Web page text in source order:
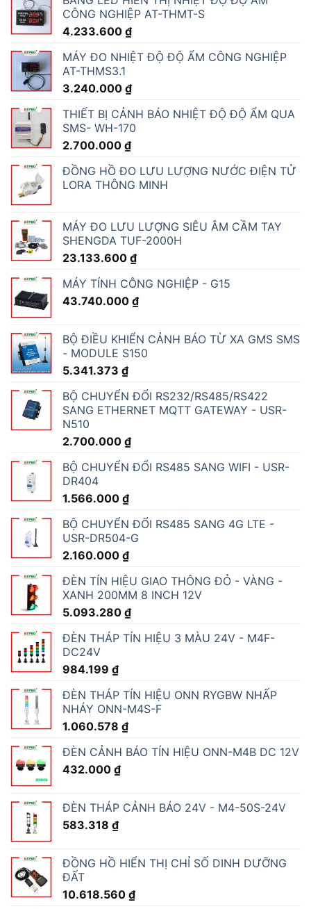
CÔNG NGHIỆP AT-THMT-S
4.233.600 ₫
MÁY ĐO NHIỆT ĐỘ ĐỘ ẨM CÔNG NGHIỆP
AT-THMS3.1
3.240.000 ₫
THIẾT BỊ CẢNH BÁO NHIỆT ĐỘ ĐỘ ẨM QUA
SMS- WH-170
2.700.000 ₫
ĐỒNG HỒ ĐO LƯU LƯỢNG NƯỚC ĐIỆN TỬ
LORA THÔNG MINH
MÁY ĐO LƯU LƯỢNG SIÊU ÂM CẦM TAY
SHENGDA TUF-2000H
23.133.600 ₫
MÁY TÍNH CÔNG NGHIỆP - G15
43.740.000 ₫
BỘ ĐIỀU KHIỂN CẢNH BÁO TỪ XA GMS SMS
- MODULE S150
5.341.373 ₫
BỘ CHUYỂN ĐỔI RS232/RS485/RS422
SANG ETHERNET MQTT GATEWAY - USR-
N510
2.700.000 ₫
BỘ CHUYỂN ĐỔI RS485 SANG WIFI - USR-
DR404
1.566.000 ₫
BỘ CHUYỂN ĐỔI RS485 SANG 4G LTE -
USR-DR504-G
2.160.000 ₫
ĐÈN TÍN HIỆU GIAO THÔNG ĐỎ - VÀNG -
XANH 200MM 8 INCH 12V
5.093.280 ₫
ĐÈN THÁP TÍN HIỆU 3 MÀU 24V - M4F-
DC24V
984.199 ₫
ĐÈN THÁP TÍN HIỆU ONN RYGBW NHẤP
NHÁY ONN-M4S-F
1.060.578 ₫
ĐÈN CẢNH BÁO TÍN HIỆU ONN-M4B DC 12V
432.000 ₫
ĐÈN THÁP CẢNH BÁO 24V - M4-50S-24V
583.318 ₫
ĐỒNG HỒ HIỂN THỊ CHỈ SỐ DINH DƯỠNG
ĐẤT
10.618.560 ₫